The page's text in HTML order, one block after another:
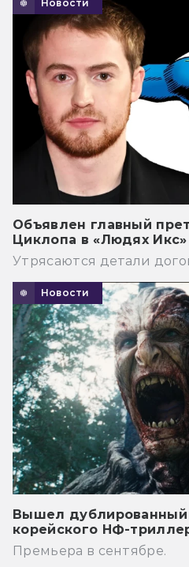
Новости
Объявлен главный
Циклопа в «Людях Икс»
Утрясаются детали
Новости
Вышел дублированный
корейского НФ-
Премьера в сентябре.